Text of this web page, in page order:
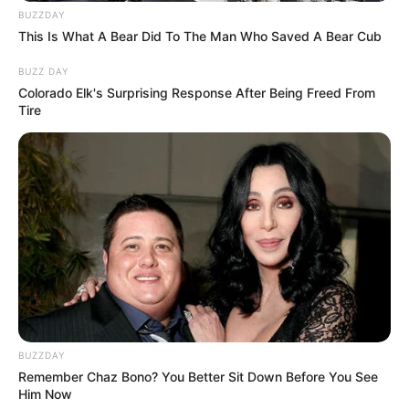
BUZZDAY
This Is What A Bear Did To The Man Who Saved A Bear Cub
BUZZ DAY
Colorado Elk's Surprising Response After Being Freed From
Tire
BUZZDAY
Remember Chaz Bono? You Better Sit Down Before You See
Him Now